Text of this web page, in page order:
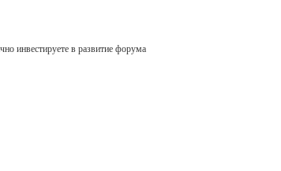
инвестируете в развитие форума